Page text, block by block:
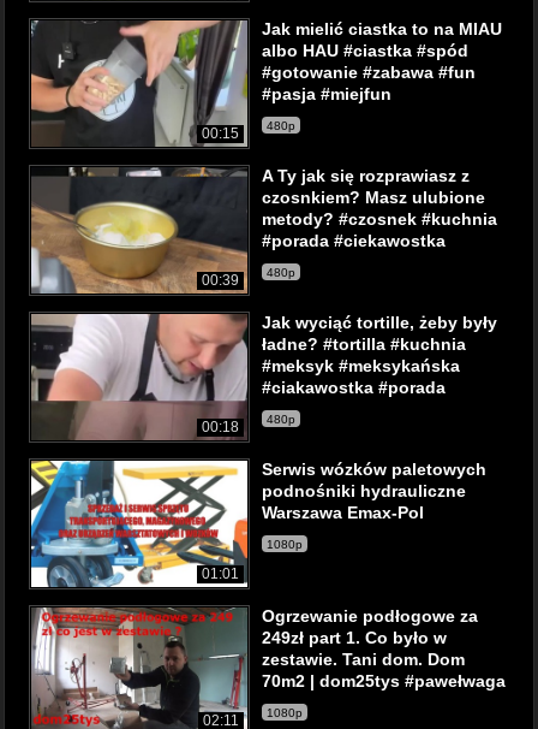
00:15
Jak mielić ciastka to na MIAU
albo HAU #ciastka #spód
#gotowanie #zabawa #fun
#pasja #miejfun
480p
00:39
A Ty jak się rozprawiasz z
czosnkiem? Masz ulubione
metody? #czosnek #kuchnia
#porada #ciekawostka
480p
00:18
Jak wyciąć tortille, żeby były
ładne? #tortilla #kuchnia
#meksyk #meksykańska
#ciakawostka #porada
480p
01:01
Serwis wózków paletowych
podnośniki hydrauliczne
Warszawa Emax-Pol
1080p
02:11
Ogrzewanie podłogowe za
249zł part 1. Co było w
zestawie. Tani dom. Dom
70m2 | dom25tys #pawełwaga
1080p